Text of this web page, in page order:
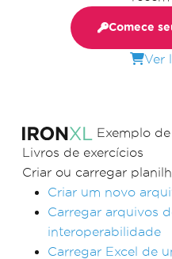
Exemplo
Livros de exercícios
Criar ou carregar
Criar um novo
Carregar arquivos
interoperabilidade
Carregar Excel de
Comece
Ver